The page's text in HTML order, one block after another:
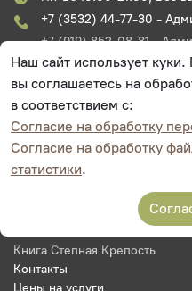
+7 (3532) 44-77-30 -
+7 (919) 852-08-81 -
+7 (3532) 44-77-32 -
Главная
Онлайн запись на прием
Документы
Подарочные сертификаты
Акции
Новости
Книга Степная Крепость
Контакты
Цены на услуги
Наш сайт использует
вы соглашаетесь на
в соответствием с:
Согласие на обработку
Согласие на обработку
статистики.